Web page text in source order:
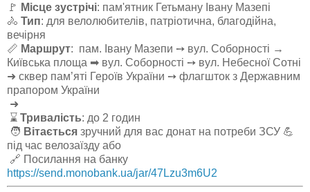
🚩 Місце зустрічі: пам'ятник Гетьману Івану Мазепі
🚴 Тип: для велолюбителів, патріотична, благодійна,
вечірня
📏 Маршрут: пам. Івану Мазепи ➙ вул. Соборності →
Київська площа ➡ вул. Соборності ➙ вул. Небесної Сотні
➜ сквер пам’яті Героїв України ➙ флагшток з Державним
прапором України
➜
⌛ Тривалість: до 2 годин
🧑 Вітається зручний для вас донат на потреби ЗСУ 💪
під час велозаїзду або
🔗 Посилання на банку
https://send.monobank.ua/jar/47Lzu3m6U2